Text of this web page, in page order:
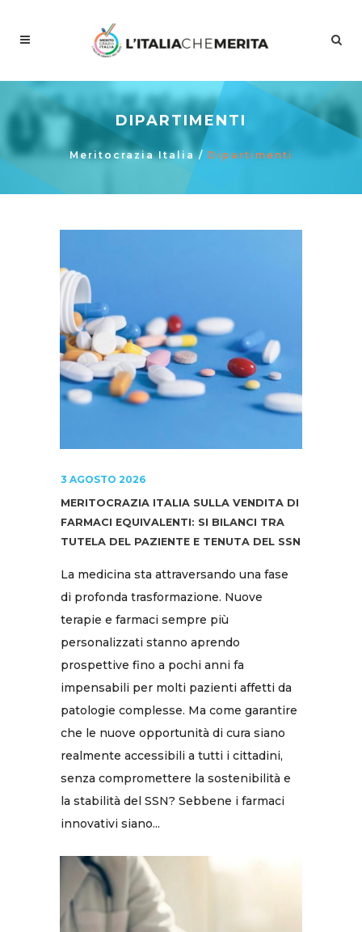
DIPARTIMENTI
Meritocrazia Italia/ Dipartimenti
3 AGOSTO 2026
MERITOCRAZIA ITALIA SULLA VENDITA DI
FARMACI EQUIVALENTI: SI BILANCI TRA
TUTELA DEL PAZIENTE E TENUTA DEL SSN
La medicina sta attraversando una fase
di profonda trasformazione. Nuove
terapie e farmaci sempre più
personalizzati stanno aprendo
prospettive fino a pochi anni fa
impensabili per molti pazienti affetti da
patologie complesse. Ma come garantire
che le nuove opportunità di cura siano
realmente accessibili a tutti i cittadini,
senza compromettere la sostenibilità e
la stabilità del SSN? Sebbene i farmaci
innovativi siano...